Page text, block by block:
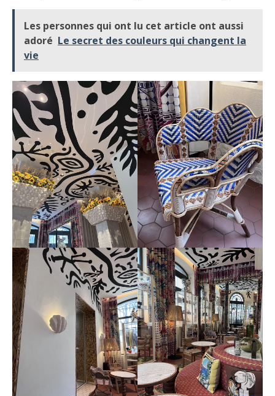
Les personnes qui ont lu cet article ont aussi
adoré Le secret des couleurs qui changent la
vie